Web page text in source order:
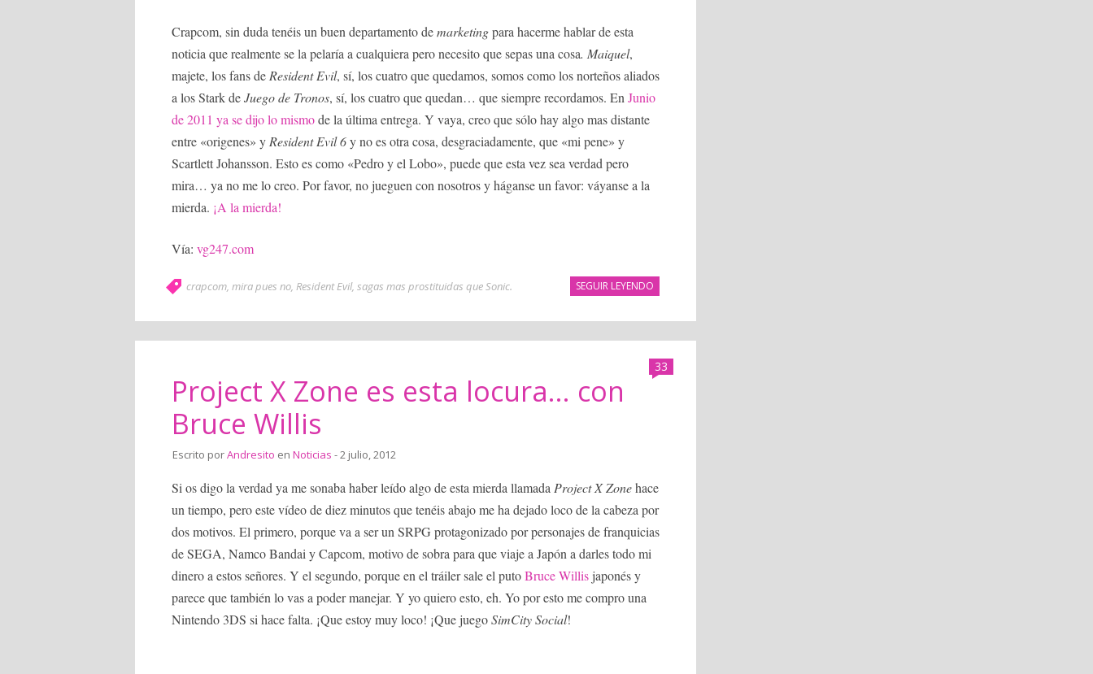
Crapcom, sin duda tenéis un buen departamento demarketingpara hacerme hablar de esta
noticia que realmente se la pelaría a cualquiera pero necesito que sepas una cosa. Maiquel,
majete, los fans de Resident Evil, sí, los cuatro que quedamos, somos como los norteños aliados
a los Stark deJuego de Tronos, sí, los cuatro que quedan… que siempre recordamos. En Junio
de 2011 ya se dijo lo mismode la última entrega. Y vaya, creo que sólo hay algo mas distante
entre «origenes» y Resident Evil 6y no es otra cosa, desgraciadamente, que «mi pene» y
Scartlett Johansson. Esto es como «Pedro y el Lobo», puede que esta vez sea verdad pero
mira… ya no me lo creo. Por favor, no jueguen con nosotros y háganse un favor: váyanse a la
mierda. ¡A la mierda!
Vía: vg247.com
SEGUIR LEYENDO
crapcom, mira pues no, Resident Evil, sagas mas prostituidas que Sonic.
33
Project X Zone es esta locura... con
Bruce Willis
Escrito porAndresito en Noticias - 2 julio, 2012
Si os digo la verdad ya me sonaba haber leído algo de esta mierda llamada Project X Zonehace
un tiempo, pero este vídeo de diez minutos que tenéis abajo me ha dejado loco de la cabeza por
dos motivos. El primero, porque va a ser un SRPG protagonizado por personajes de franquicias
de SEGA, Namco Bandai y Capcom, motivo de sobra para que viaje a Japón a darles todo mi
dinero a estos señores. Y el segundo, porque en el tráiler sale el putoBruce Willis japonés y
parece que también lo vas a poder manejar. Y yo quiero esto, eh. Yo por esto me compro una
Nintendo 3DS si hace falta. ¡Que estoy muy loco! ¡Que juegoSimCity Social!